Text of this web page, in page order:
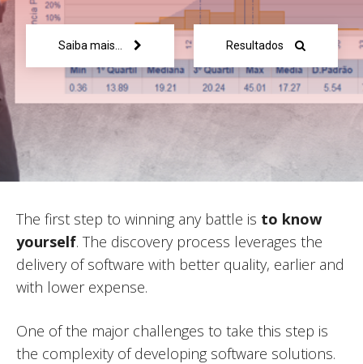
Saiba mais... Resultados
The first step to winning any battle is to know
yourself. The discovery process leverages the
delivery of software with better quality, earlier and
with lower expense.
One of the major challenges to take this step is
the complexity of developing software solutions.